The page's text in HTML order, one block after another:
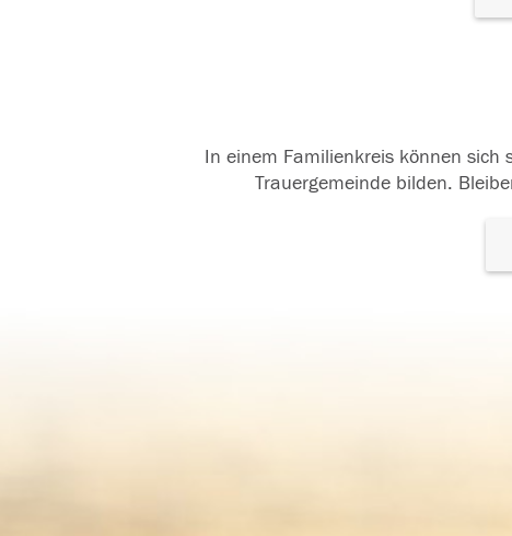
In einem Familienkreis können sich
Trauergemeinde bilden.